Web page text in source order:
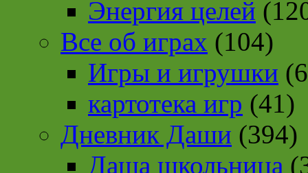
Энергия целей
Все об играх (104)
Игры и игрушки
картотека игр (41)
Дневник Даши (394)
Даша школьница